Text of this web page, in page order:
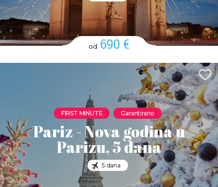
od 690 €
FIRST MINUTE Garantirano
Pariz - Nova godina u
Parizu, 5 dana
5 dana